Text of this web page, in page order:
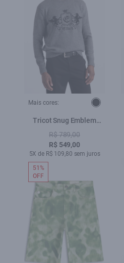
Mais cores:
Tricot Snug Emblem
Sweater Cinza Medio
R$ 789,00
R$ 549,00
5X de R$ 109,80 sem juros
51%
OFF